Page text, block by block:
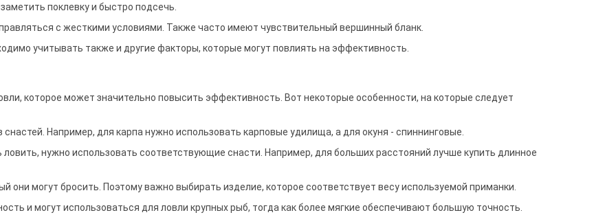
поклевку и быстро подсечь.
с жесткими условиями. Также часто имеют чувствительный вершинный бланк.
учитывать также и другие факторы, которые могут повлиять на эффективность.
которое может значительно повысить эффективность. Вот некоторые особенности, на которые следует
Например, для карпа нужно использовать карповые удилища, а для окуня - спиннинговые.
ловить, нужно использовать соответствующие снасти. Например, для больших расстояний лучше купить длинное
они могут бросить. Поэтому важно выбирать изделие, которое соответствует весу используемой приманки.
и могут использоваться для ловли крупных рыб, тогда как более мягкие обеспечивают большую точность.